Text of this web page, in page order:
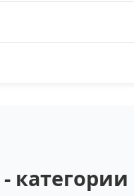
категории